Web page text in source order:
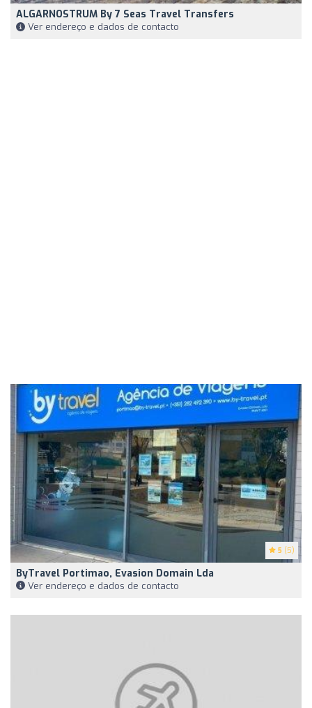
ALGARNOSTRUM By 7 Seas Travel Transfers
Ver endereço e dados de contacto
5 (5)
ByTravel Portimao, Evasion Domain Lda
Ver endereço e dados de contacto